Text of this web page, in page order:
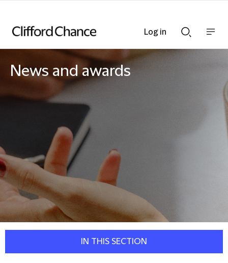
Searchnav
News and awards
IN THIS SECTION
Log in